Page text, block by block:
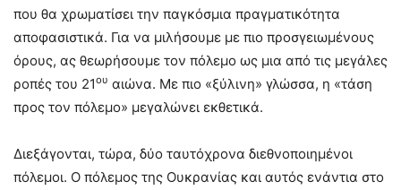
που θα χρωματίσει την παγκόσμια πραγματικότητα
αποφασιστικά. Για να μιλήσουμε με πιο προσγειωμένους
όρους, ας θεωρήσουμε τον πόλεμο ως μια από τις μεγάλες
ροπές του 21ου αιώνα. Με πιο «ξύλινη» γλώσσα, η «τάση
προς τον πόλεμο» μεγαλώνει εκθετικά.
Διεξάγονται, τώρα, δύο ταυτόχρονα διεθνοποιημένοι
πόλεμοι. Ο πόλεμος της Ουκρανίας και αυτός ενάντια στο